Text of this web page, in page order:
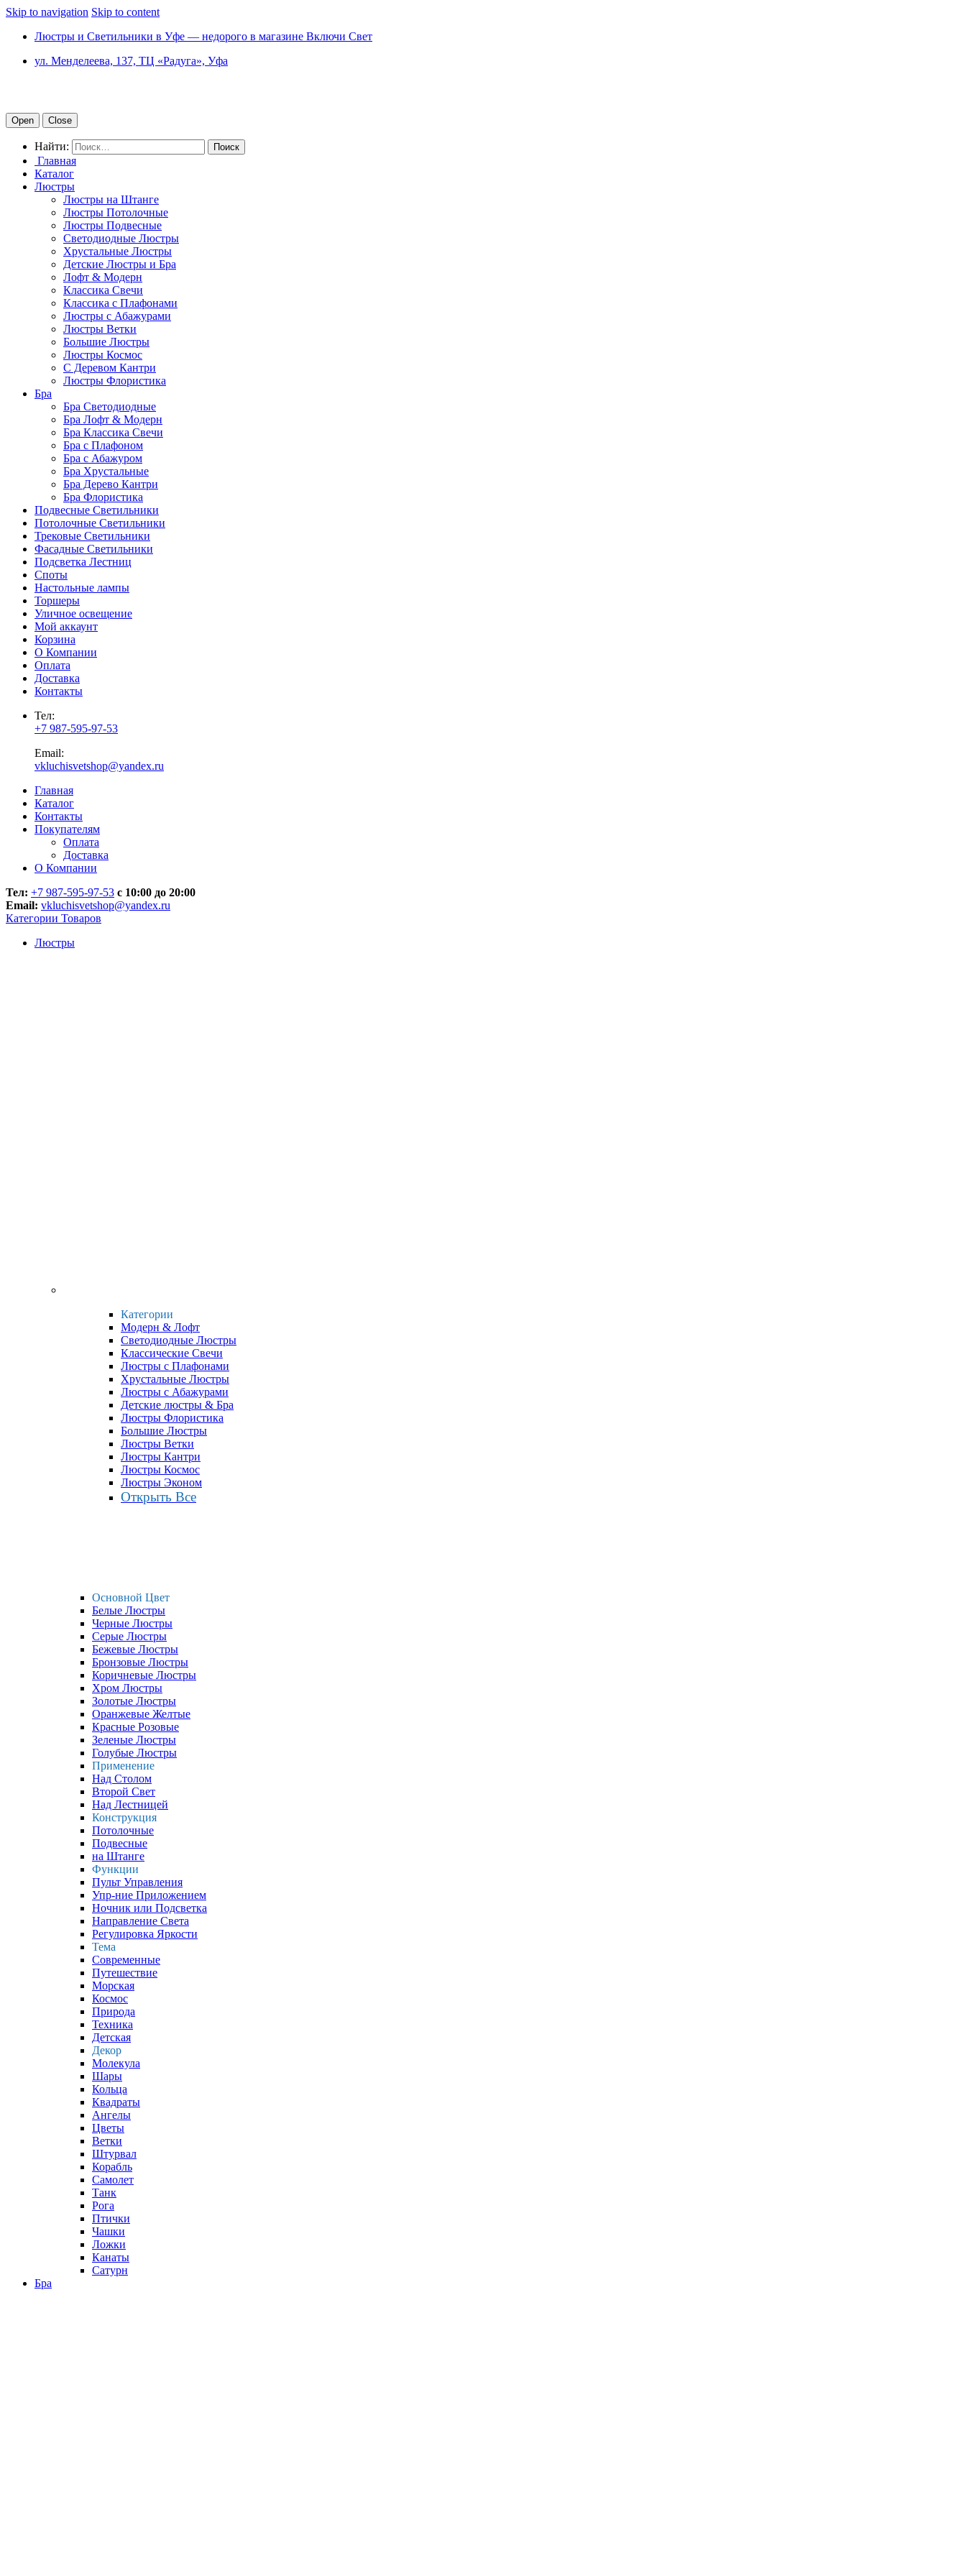
Skip to navigation Skip to content
Люстры и Светильники в Уфе — недорого в магазине Включи Свет
ул. Менделеева, 137, ТЦ «Радуга», Уфа
Open Close
Найти:
Главная
Каталог
Люстры
Люстры на Штанге
Люстры Потолочные
Люстры Подвесные
Светодиодные Люстры
Хрустальные Люстры
Детские Люстры и Бра
Лофт & Модерн
Классика Свечи
Классика с Плафонами
Люстры с Абажурами
Люстры Ветки
Большие Люстры
Люстры Космос
С Деревом Кантри
Люстры Флористика
Бра
Бра Светодиодные
Бра Лофт & Модерн
Бра Классика Свечи
Бра с Плафоном
Бра с Абажуром
Бра Хрустальные
Бра Дерево Кантри
Бра Флористика
Подвесные Светильники
Потолочные Светильники
Трековые Светильники
Фасадные Светильники
Подсветка Лестниц
Споты
Настольные лампы
Торшеры
Уличное освещение
Мой аккаунт
Корзина
О Компании
Оплата
Доставка
Контакты
Тел:
+7 987-595-97-53
Email:
vkluchisvetshop@yandex.ru
Главная
Каталог
Контакты
Покупателям
Оплата
Доставка
О Компании
Тел: +7 987-595-97-53 с 10:00 до 20:00
Email: vkluchisvetshop@yandex.ru
Категории Товаров
Люстры
Категории
Модерн & Лофт
Светодиодные Люстры
Классические Свечи
Люстры с Плафонами
Хрустальные Люстры
Люстры с Абажурами
Детские люстры & Бра
Люстры Флористика
Большие Люстры
Люстры Ветки
Люстры Кантри
Люстры Космос
Люстры Эконом
Открыть Все
Основной Цвет
Белые Люстры
Черные Люстры
Серые Люстры
Бежевые Люстры
Бронзовые Люстры
Коричневые Люстры
Хром Люстры
Золотые Люстры
Оранжевые Желтые
Красные Розовые
Зеленые Люстры
Голубые Люстры
Применение
Над Столом
Второй Свет
Над Лестницей
Конструкция
Потолочные
Подвесные
на Штанге
Функции
Пульт Управления
Упр-ние Приложением
Ночник или Подсветка
Направление Света
Регулировка Яркости
Тема
Современные
Путешествие
Морская
Космос
Природа
Техника
Детская
Декор
Молекула
Шары
Кольца
Квадраты
Ангелы
Цветы
Ветки
Штурвал
Корабль
Самолет
Танк
Рога
Птички
Чашки
Ложки
Канаты
Сатурн
Бра